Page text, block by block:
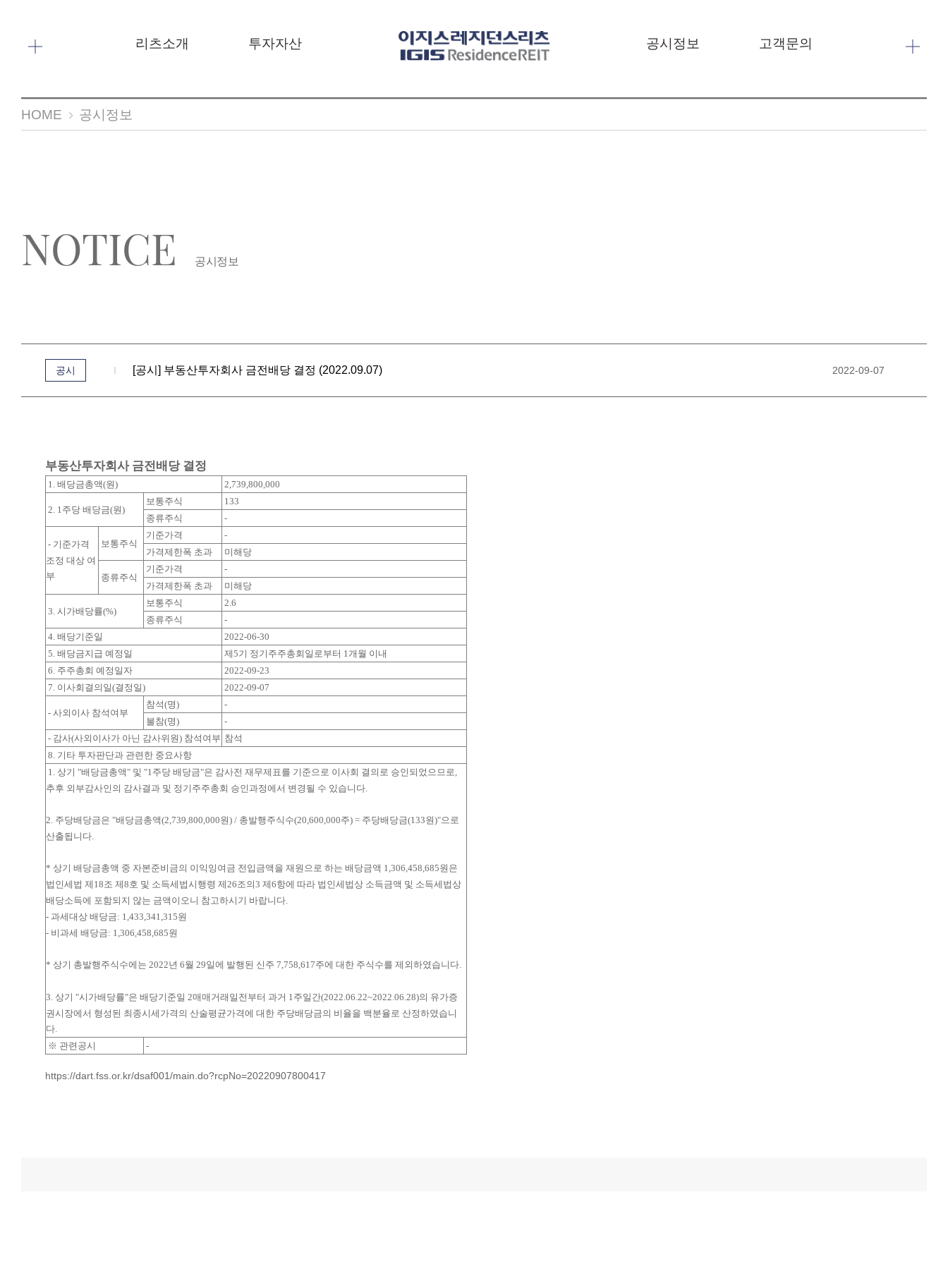
리츠소개 투자자산 공시정보 고객문의
HOME 공시정보
NOTICE 공시정보
공시 [공시] 부동산투자회사 금전배당 결정 (2022.09.07) 2022-09-07
부동산투자회사 금전배당 결정
1. 배당금총액(원) 2,739,800,000
2. 1주당 배당금(원)
보통주식
133
종류주식
-
- 기준가격
조정 대상 여
부
보통주식
기준가격
-
가격제한폭 초과
미해당
종류주식
기준가격
-
가격제한폭 초과
미해당
3. 시가배당률(%)
보통주식
2.6
종류주식
-
4. 배당기준일
2022-06-30
5. 배당금지급 예정일
제5기 정기주주총회일로부터 1개월 이내
6. 주주총회 예정일자
2022-09-23
7. 이사회결의일(결정일)
2022-09-07
- 사외이사 참석여부
참석(명)
-
불참(명)
-
- 감사(사외이사가 아닌 감사위원) 참석여부 참석
8. 기타 투자판단과 관련한 중요사항
1. 상기 "배당금총액" 및 "1주당 배당금"은 감사전 재무제표를 기준으로 이사회 결의로 승인되었으므로,
추후 외부감사인의 감사결과 및 정기주주총회 승인과정에서 변경될 수 있습니다.
2. 주당배당금은 "배당금총액(2,739,800,000원) / 총발행주식수(20,600,000주) = 주당배당금(133원)"으로
산출됩니다.
* 상기 배당금총액 중 자본준비금의 이익잉여금 전입금액을 재원으로 하는 배당금액 1,306,458,685원은
법인세법 제18조 제8호 및 소득세법시행령 제26조의3 제6항에 따라 법인세법상 소득금액 및 소득세법상
배당소득에 포함되지 않는 금액이오니 참고하시기 바랍니다.
- 과세대상 배당금: 1,433,341,315원
- 비과세 배당금: 1,306,458,685원
* 상기 총발행주식수에는 2022년 6월 29일에 발행된 신주 7,758,617주에 대한 주식수를 제외하였습니다.
3. 상기 "시가배당률"은 배당기준일 2매매거래일전부터 과거 1주일간(2022.06.22~2022.06.28)의 유가증
권시장에서 형성된 최종시세가격의 산술평균가격에 대한 주당배당금의 비율을 백분율로 산정하였습니
다.
※ 관련공시
-
https://dart.fss.or.kr/dsaf001/main.do?rcpNo=20220907800417